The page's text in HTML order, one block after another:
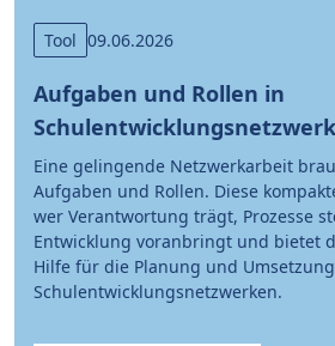
Tool 09.06.2026
Aufgaben und Rollen in
Eine gelingende Netzwerkarbeit
Aufgaben und Rollen. Diese
wer Verantwortung trägt, Prozesse
Entwicklung voranbringt und bietet
Hilfe für die Planung und
Schulentwicklungsnetzwerken.